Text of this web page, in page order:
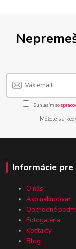
Súhlasím so
Môžete sa
Informácie pre
O nás
Ako nakupovať
Obchodné
Fotogaléria
Kontakty
Blog